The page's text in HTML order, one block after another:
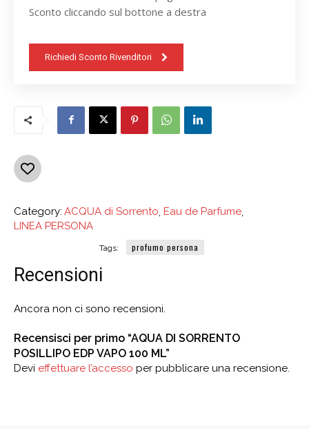
Sconto cliccando sul bottone a destra
Richiedi Sconto Rivenditori
Category: ACQUA di Sorrento Eau de Parfume
LINEA PERSONA
Tags: profumo persona
Recensioni
Ancora non ci sono recensioni.
Recensisci per primo “AQUA DI SORRENTO
POSILLIPO EDP VAPO 100 ML”
Devi effettuare l’accesso per pubblicare una recensione.